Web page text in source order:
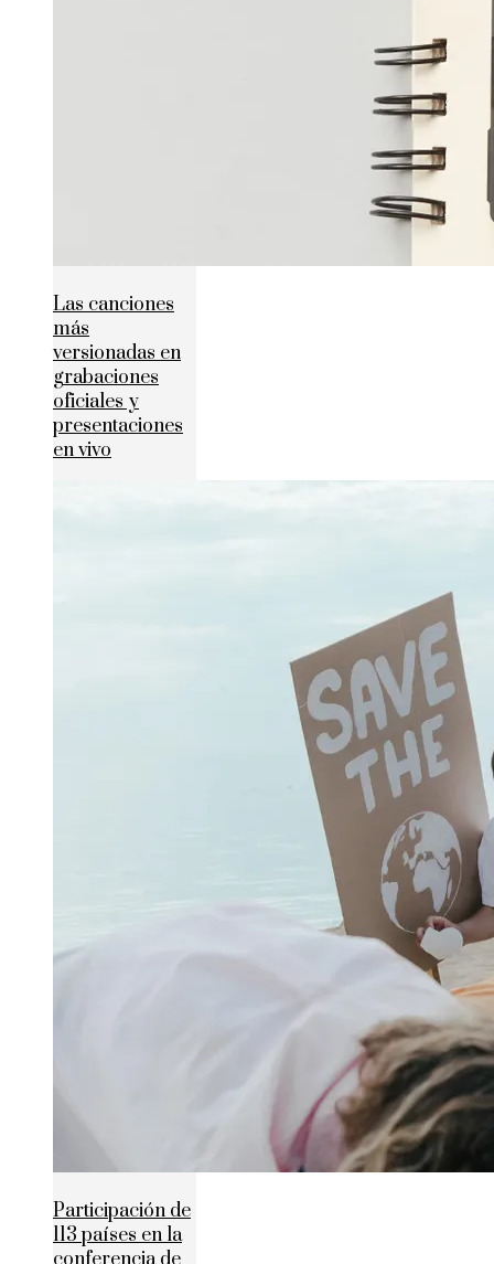
Las canciones
más
versionadas en
grabaciones
oficiales y
presentaciones
en vivo
Participación de
113 países en la